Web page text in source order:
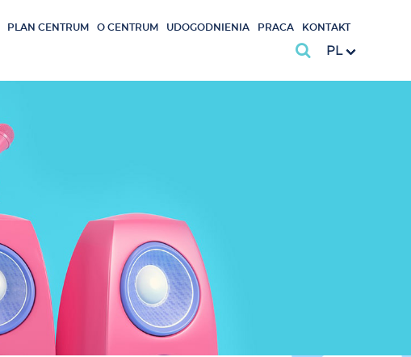
PLAN CENTRUM O CENTRUM UDOGODNIENIA PRACA KONTAKT
PL